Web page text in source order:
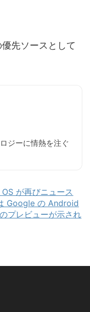
先ソースとして
ジーに情熱を注ぐ
が再びニュース
Google の Android
プレビューが示され